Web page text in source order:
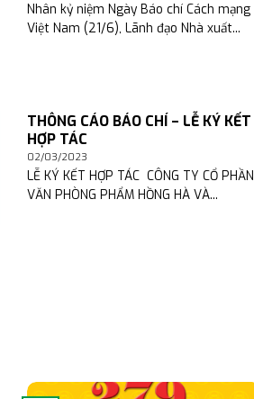
Nhân kỷ niệm Ngày Báo chí Cách mạng
Việt Nam (21/6), Lãnh đạo Nhà xuất...
THÔNG CÁO BÁO CHÍ – LỄ KÝ KẾT
HỢP TÁC
02/03/2023
LỄ KÝ KẾT HỢP TÁC CÔNG TY CỔ PHẦN
VĂN PHÒNG PHẨM HỒNG HÀ VÀ...